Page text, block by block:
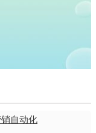
自动化